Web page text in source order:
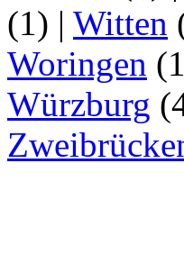
(1) | Witten
Woringen
Würzburg